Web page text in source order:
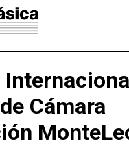
Cámara